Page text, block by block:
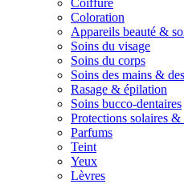
Coiffure
Coloration
Appareils beauté &
Soins du visage
Soins du corps
Soins des mains &
Rasage & épilation
Soins bucco-dentaires
Protections solaires &
Parfums
Teint
Yeux
Lèvres